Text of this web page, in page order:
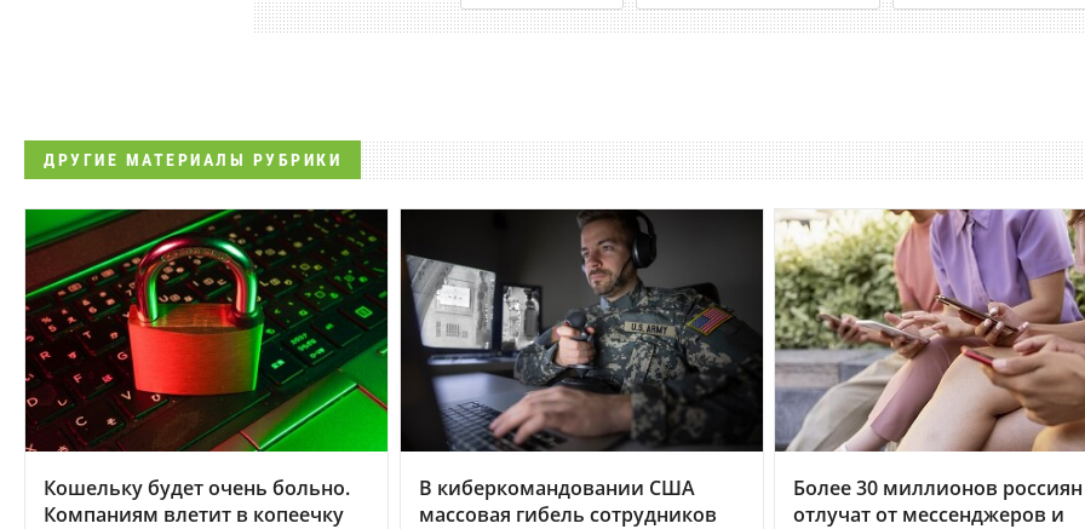
ДРУГИЕ МАТЕРИАЛЫ РУБРИКИ
Кошельку будет очень больно.
Компаниям влетит в копеечку
В киберкомандовании США
массовая гибель сотрудников
Более 30 миллионов россиян
отлучат от мессенджеров и